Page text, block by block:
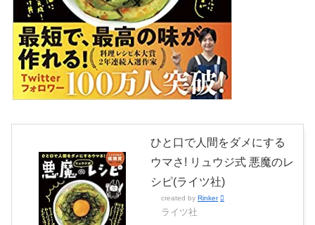
ひと口で人間をダメにする
ウマさ! リュウジ式 悪魔のレ
シピ(ライツ社)
created by Rinker
ライツ社